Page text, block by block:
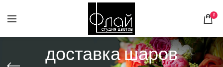
0
доставка шаров